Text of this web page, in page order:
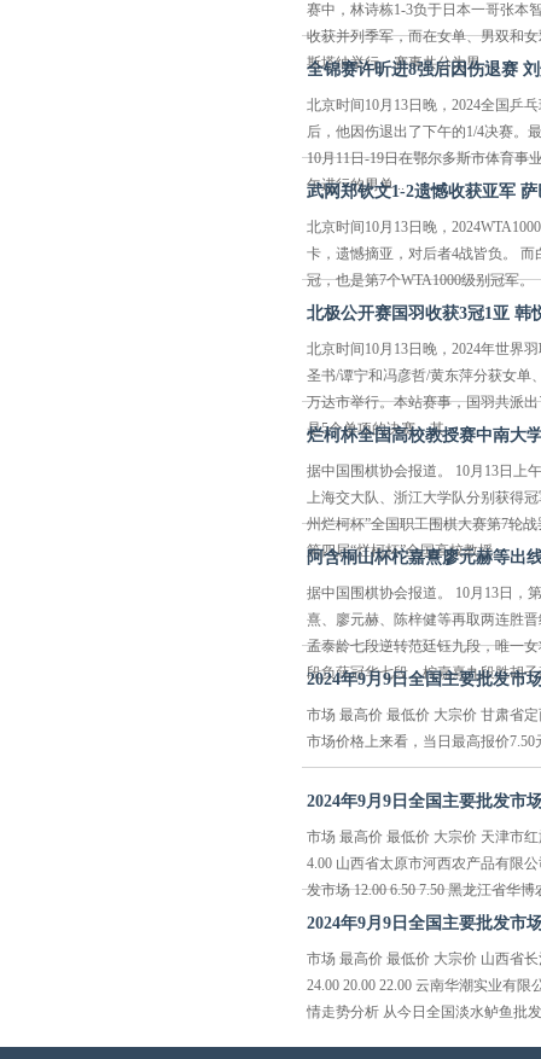
赛中，林诗栋1-3负于日本一哥张本
收获并列季军，而在女单、男双和
斯塔纳举行。赛事共分为男...
全锦赛许昕进8强后因伤退赛
北京时间10月13日晚，2024全国乒
后，他因伤退出了下午的1/4决赛。
10月11日-19日在鄂尔多斯市体育事
午进行的男单...
武网郑钦文1-2遗憾收获亚军
北京时间10月13日晚，
卡，遗憾摘亚，对后者4战皆负。
冠，也是第7个WTA1000级别冠军
北极公开赛国羽收获3冠1亚 韩
北京时间10月13日晚，2024年世界
圣书/谭宁和冯彦哲/黄东萍分获女单
万达市举行。本站赛事，国羽共派
是5个单项的决赛，其...
烂柯杯全国高校教授赛中南大
据中国围棋协会报道。 10月13日上
上海交大队、浙江大学队分别获得
州烂柯杯”全国职工围棋大赛第7轮
第四届“烂柯杯”全国高校教授...
阿含桐山杯柁嘉熹廖元赫等出
据中国围棋协会报道。 10月13日，
熹、廖元赫、陈梓健等再取两连胜
孟泰龄七段逆转范廷钰九段，唯一
段负薛冠华七段，柁嘉熹九段胜胡
2024年9月9日全国主要批发市
市场 最高价 最低价 大宗价 甘肃省
市场价格上来看，当日最高报价
2024年9月9日全国主要批发市
市场 最高价 最低价 大宗价 天津市
4.00 山西省太原市河西农产品有限
发市场 12.00 6.50 7.50 黑龙江省华
2024年9月9日全国主要批发市
市场 最高价 最低价 大宗价 山西省
24.00 20.00 22.00 云南华潮实业有
情走势分析 从今日全国淡水鲈鱼批